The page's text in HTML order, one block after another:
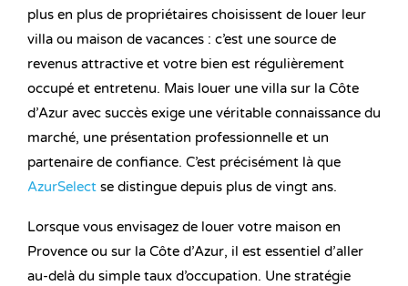
plus en plus de propriétaires choisissent de louer leur
villa ou maison de vacances : c’est une source de
revenus attractive et votre bien est régulièrement
occupé et entretenu. Mais louer une villa sur la Côte
d’Azur avec succès exige une véritable connaissance du
marché, une présentation professionnelle et un
partenaire de confiance. C’est précisément là que
AzurSelect se distingue depuis plus de vingt ans.
Lorsque vous envisagez de louer votre maison en
Provence ou sur la Côte d’Azur, il est essentiel d’aller
au-delà du simple taux d’occupation. Une stratégie